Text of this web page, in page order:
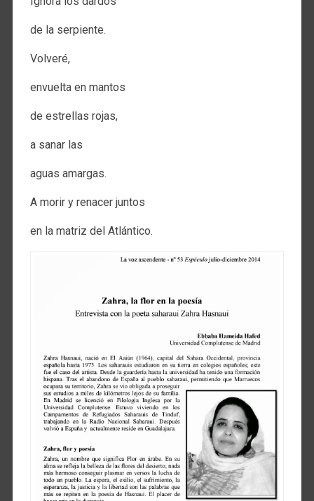
de la serpiente.
Volveré,
envuelta en mantos
de estrellas rojas,
a sanar las
aguas amargas.
A morir y renacer juntos
en la matriz del Atlántico.